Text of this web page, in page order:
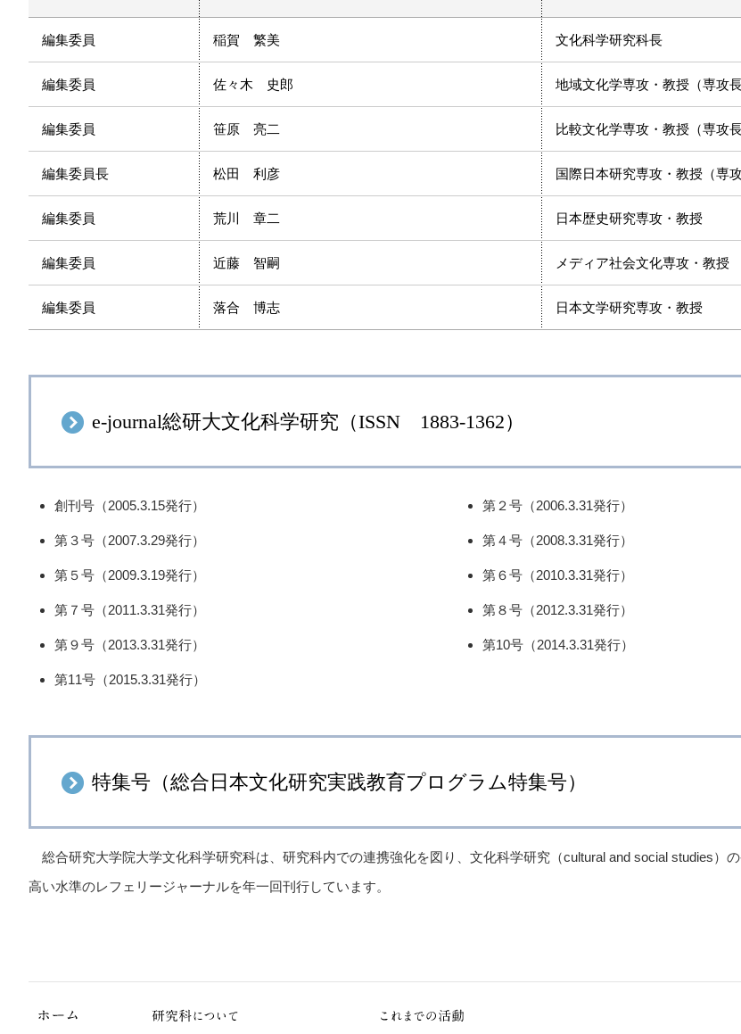
編集委員 稲賀 繁美 文化科学研究科長
編集委員 佐々木 史郎 地域文化学専攻・教授（専攻長
編集委員 笹原 亮二 比較文化学専攻・教授（専攻長
編集委員長 松田 利彦 国際日本研究専攻・教授（専攻
編集委員 荒川 章二 日本歴史研究専攻・教授
編集委員 近藤 智嗣 メディア社会文化専攻・教授
編集委員 落合 博志 日本文学研究専攻・教授
e-journal総研大文化科学研究（ISSN 1883-1362）
創刊号（2005.3.15発行） 第２号（2006.3.31発行）
第３号（2007.3.29発行） 第４号（2008.3.31発行）
第５号（2009.3.19発行） 第６号（2010.3.31発行）
第７号（2011.3.31発行） 第８号（2012.3.31発行）
第９号（2013.3.31発行） 第10号（2014.3.31発行）
第11号（2015.3.31発行）
特集号（総合日本文化研究実践教育プログラム特集号）
総合研究大学院大学文化科学研究科は、研究科内での連携強化を図り、文化科学研究（cultural and social studies）の
高い水準のレフェリージャーナルを年一回刊行しています。